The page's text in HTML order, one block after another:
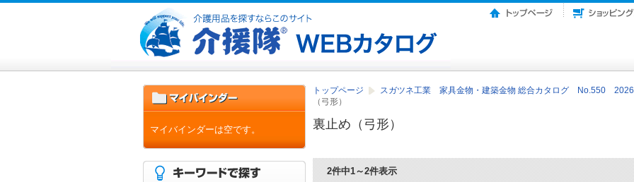
トップページ
スガツネ工業 家具金物・建築金物 総合カタログ No.550
（弓形）
裏止め（弓形）
2件中1～2件表示
マイバインダーは空です。